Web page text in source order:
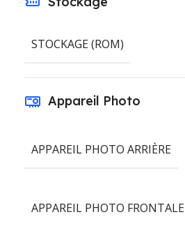
STOCKAGE (ROM)
Appareil Photo
APPAREIL PHOTO ARRIÈRE
APPAREIL PHOTO FRONTALE